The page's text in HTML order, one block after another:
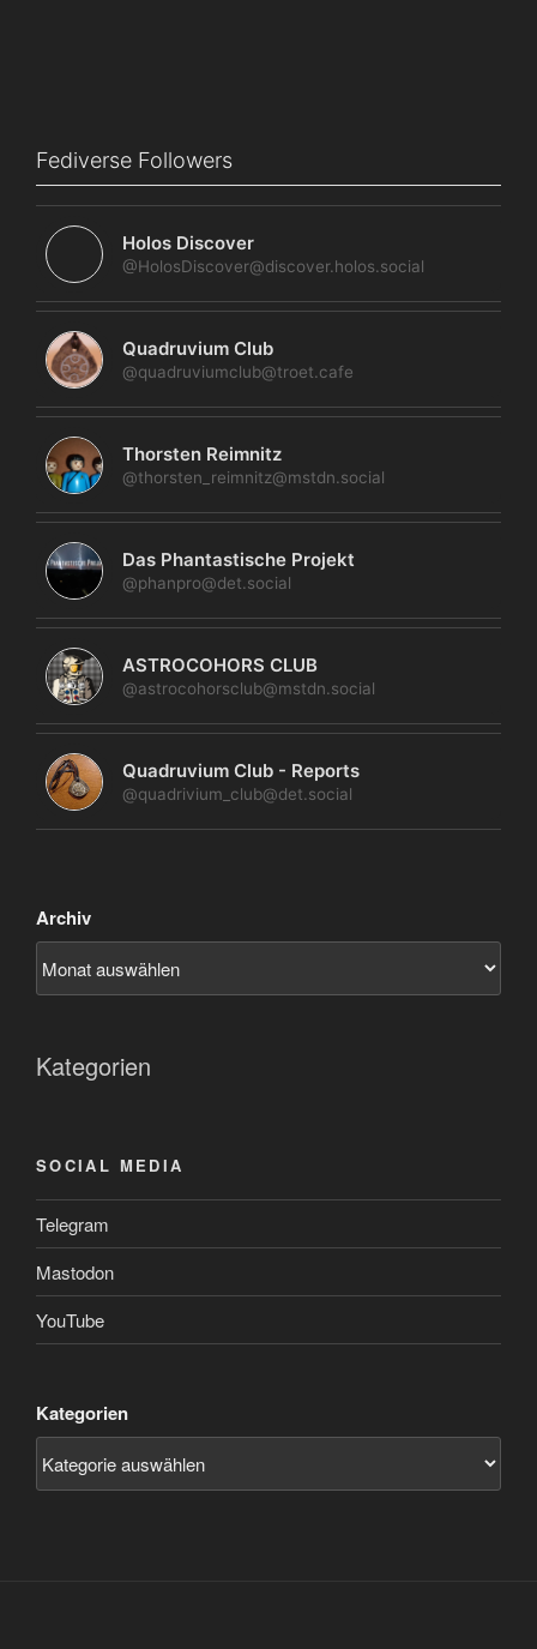
Fediverse Followers
Holos Discover
@HolosDiscover@discover.holos.social
Quadruvium Club
@quadruviumclub@troet.cafe
Thorsten Reimnitz
@thorsten_reimnitz@mstdn.social
Das Phantastische Projekt
@phanpro@det.social
ASTROCOHORS CLUB
@astrocohorsclub@mstdn.social
Quadruvium Club - Reports
@quadrivium_club@det.social
Archiv
Kategorien
SOCIAL MEDIA
Telegram
Mastodon
YouTube
Kategorien